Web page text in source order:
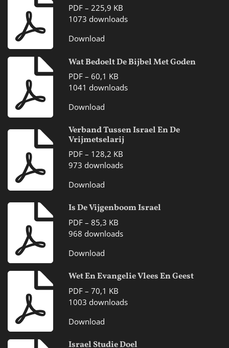
PDF – 225,9 KB
1073 downloads
Download
Wat Bedoelt De Bijbel Met Goden
PDF – 60,1 KB
1041 downloads
Download
Verband Tussen Israel En De
Vrijmetselarij
PDF – 128,2 KB
973 downloads
Download
Is De Vijgenboom Israel
PDF – 85,3 KB
968 downloads
Download
Wet En Evangelie Vlees En Geest
PDF – 70,1 KB
1003 downloads
Download
Israel Studie Doel